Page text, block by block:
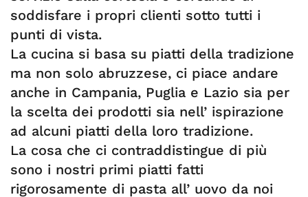
soddisfare i propri clienti sotto tutti i
punti di vista.
La cucina si basa su piatti della tradizione
ma non solo abruzzese, ci piace andare
anche in Campania, Puglia e Lazio sia per
la scelta dei prodotti sia nell’ ispirazione
ad alcuni piatti della loro tradizione.
La cosa che ci contraddistingue di più
sono i nostri primi piatti fatti
rigorosamente di pasta all’ uovo da noi